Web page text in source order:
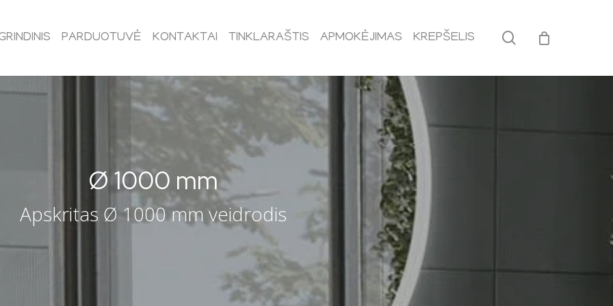
PARDUOTUVĖ KONTAKTAI TINKLARAŠTIS APMOKĖJIMAS KREPŠELIS search
Ø 1000 mm
Apskritas Ø 1000 mm veidrodis